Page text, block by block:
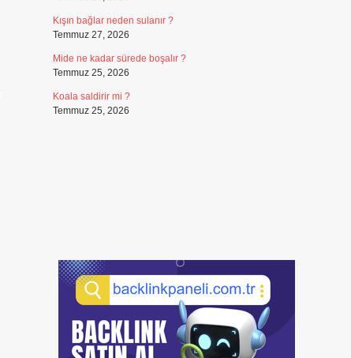
Kışın bağlar neden sulanır ?
Temmuz 27, 2026
Mide ne kadar sürede boşalır ?
Temmuz 25, 2026
Koala saldirir mi ?
Temmuz 25, 2026